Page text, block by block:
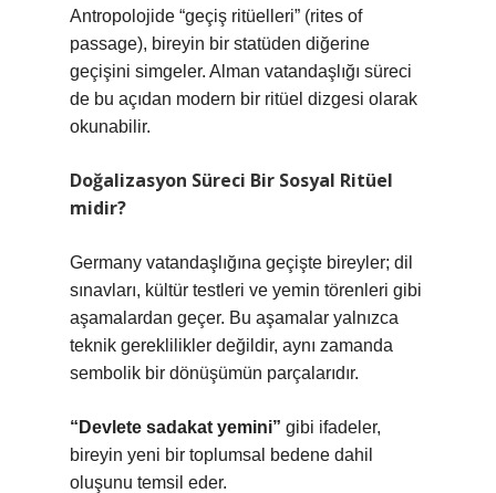
Antropolojide “geçiş ritüelleri” (rites of
passage), bireyin bir statüden diğerine
geçişini simgeler. Alman vatandaşlığı süreci
de bu açıdan modern bir ritüel dizgesi olarak
okunabilir.
Doğalizasyon Süreci Bir Sosyal Ritüel
midir?
Germany vatandaşlığına geçişte bireyler; dil
sınavları, kültür testleri ve yemin törenleri gibi
aşamalardan geçer. Bu aşamalar yalnızca
teknik gereklilikler değildir, aynı zamanda
sembolik bir dönüşümün parçalarıdır.
“Devlete sadakat yemini” gibi ifadeler,
bireyin yeni bir toplumsal bedene dahil
oluşunu temsil eder.